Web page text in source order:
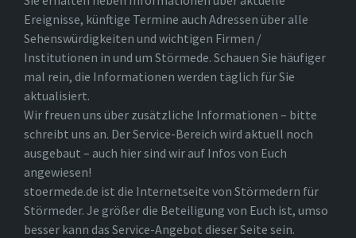
Ereignisse, künftige Termine auch Adressen über alle
Sehenswürdigkeiten und wichtigen Firmen /
Institutionen in und um Störmede. Schauen Sie häufiger
mal rein, die Informationen werden täglich für Sie
aktualisiert.
Wir freuen uns über zusätzliche Informationen – bitte
schreibt uns an. Der Service-Bereich wird aktuell noch
ausgebaut – auch hier sind wir auf Infos von Euch
angewiesen!
stoermede.de ist die Internetseite von Störmedern für
Störmeder. Je größer die Beteiligung von Euch ist, umso
besser kann das Service-Angebot dieser Seite sein.